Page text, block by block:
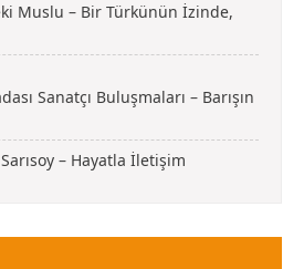
Muslu – Bir Türkünün İzinde,
Sanatçı Buluşmaları – Barışın
– Hayatla İletişim